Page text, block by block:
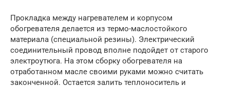
Прокладка между нагревателем и корпусом
обогревателя делается из термо-маслостойкого
материала (специальной резины). Электрический
соединительный провод вполне подойдет от старого
электроутюга. На этом сборку обогревателя на
отработанном масле своими руками можно считать
законченной. Остается залить теплоноситель и